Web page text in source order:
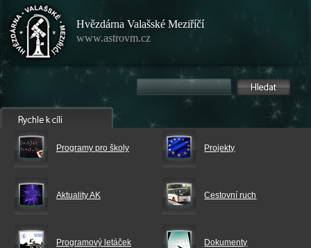
Hvězdárna Valašské Meziříčí
www.astrovm.cz
Programy pro školy Projekty
Aktuality AK Cestovní ruch
Programový letáček Dokumenty